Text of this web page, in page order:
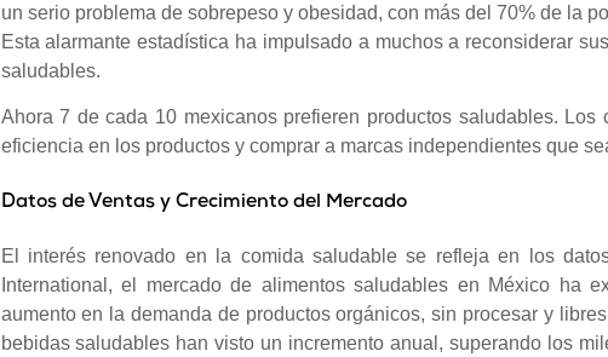
un serio problema de sobrepeso y obesidad, con más del 70% de la
Esta alarmante estadística ha impulsado a muchos a reconsiderar
saludables.
Ahora 7 de cada 10 mexicanos prefieren productos saludables.
eficiencia en los productos y comprar a marcas independientes que
Datos de Ventas y Crecimiento del Mercado
El interés renovado en la comida saludable se refleja en los
International, el mercado de alimentos saludables en México ha
aumento en la demanda de productos orgánicos, sin procesar y
bebidas saludables han visto un incremento anual, superando los